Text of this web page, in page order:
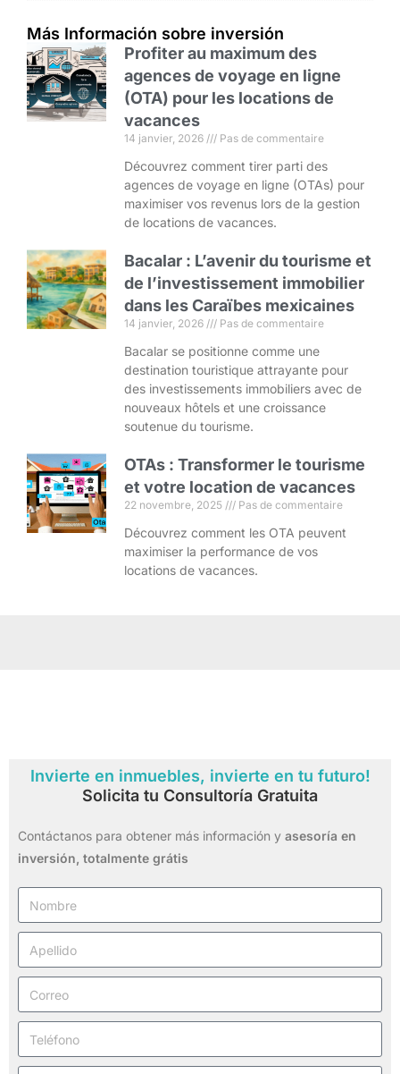
Más Información sobre inversión
Profiter au maximum des
agences de voyage en ligne
(OTA) pour les locations de
vacances
14 janvier, 2026 Pas de commentaire
Découvrez comment tirer parti des
agences de voyage en ligne (OTAs) pour
maximiser vos revenus lors de la gestion
de locations de vacances.
Bacalar : L’avenir du tourisme et
de l’investissement immobilier
dans les Caraïbes mexicaines
14 janvier, 2026 Pas de commentaire
Bacalar se positionne comme une
destination touristique attrayante pour
des investissements immobiliers avec de
nouveaux hôtels et une croissance
soutenue du tourisme.
OTAs : Transformer le tourisme
et votre location de vacances
22 novembre, 2025 Pas de commentaire
Découvrez comment les OTA peuvent
maximiser la performance de vos
locations de vacances.
Invierte en inmuebles, invierte en tu futuro!
Solicita tu Consultoría Gratuita
Contáctanos para obtener más información y asesoría en
inversión, totalmente grátis